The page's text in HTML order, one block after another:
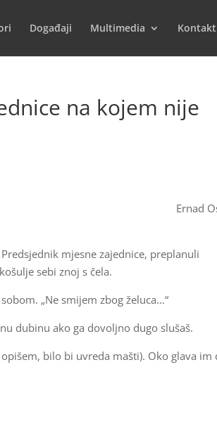
Događaji Multimedia Kontakt
na kojem nije
Ernad
mjesne zajednice, preplanuli
sebi znoj s čela.
„Ne smijem zbog želuca…“
dubinu ako ga dovoljno dugo slušaš.
bilo bi uvreda mašti). Oko glava im